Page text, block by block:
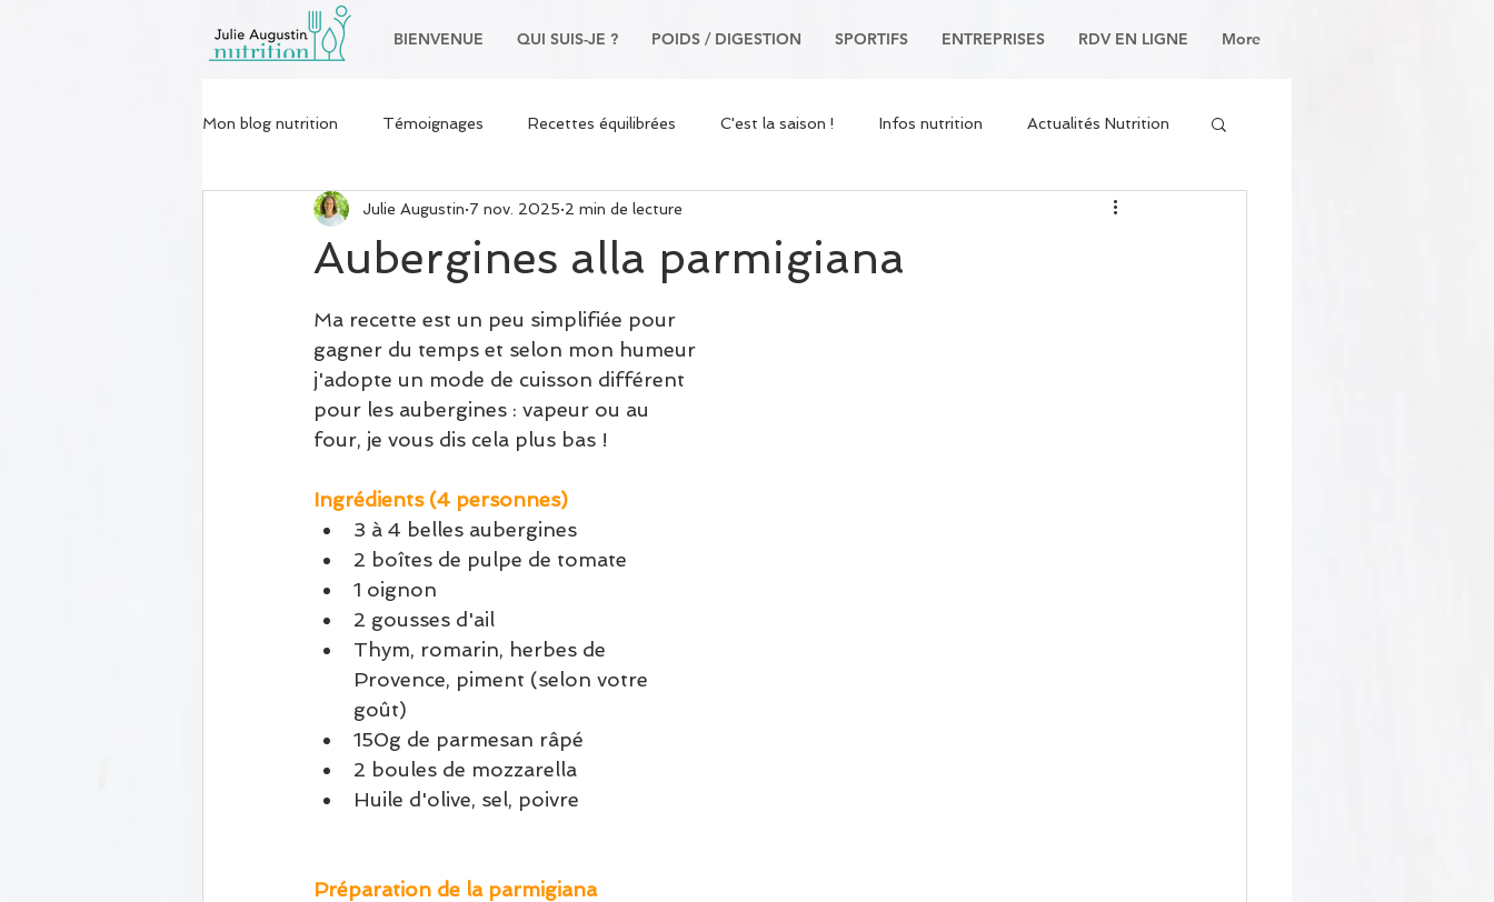
BIENVENUE QUI SUIS-JE ? POIDS / DIGESTION SPORTIFS ENTREPRISES RDV EN LIGNE More
Mon blog nutrition Témoignages Recettes équilibrées C'est la saison ! Infos nutrition Actualités Nutrition
Psycho et nutrition Nutrition sportive
Aubergines alla parmigiana
Julie Augustin 7 nov. 2025 2 min de lecture
Ma recette est un peu simplifiée pour
gagner du temps et selon mon humeur
j'adopte un mode de cuisson différent
pour les aubergines : vapeur ou au
four, je vous dis cela plus bas !
Ingrédients (4 personnes)
3 à 4 belles aubergines
2 boîtes de pulpe de tomate
1 oignon
2 gousses d'ail
Thym, romarin, herbes de
Provence, piment (selon votre
goût)
150g de parmesan râpé
2 boules de mozzarella
Huile d'olive, sel, poivre
Préparation de la parmigiana